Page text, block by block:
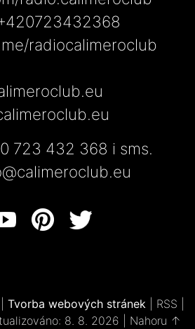
radiocalimeroclub
723 432 368 i sms.
Tvorba webových stránek RSS
8. 8. 2026 Nahoru ↑